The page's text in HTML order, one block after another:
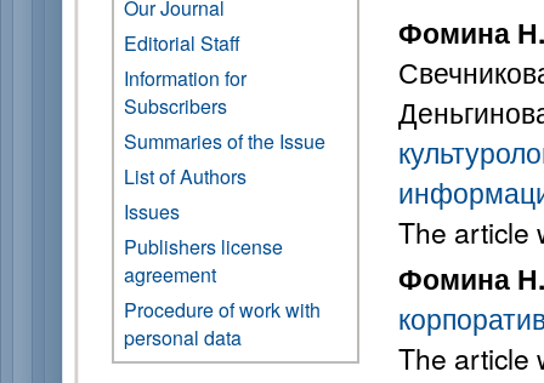
Our Journal
Editorial Staff
Information for
Subscribers
Summaries of the Issue
List of Authors
Issues
Publishers license
agreement
Procedure of work with
personal data
Фомина
The article
Фомина
The article